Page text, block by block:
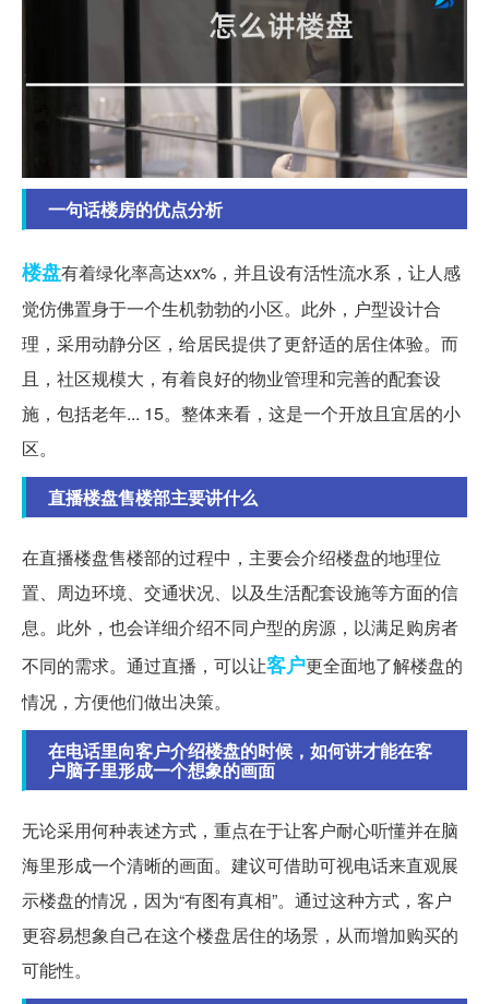
一句话楼房的优点分析
楼盘有着绿化率高达xx%，并且设有活性流水系，让人感
觉仿佛置身于一个生机勃勃的小区。此外，户型设计合
理，采用动静分区，给居民提供了更舒适的居住体验。而
且，社区规模大，有着良好的物业管理和完善的配套设
施，包括老年... 15。整体来看，这是一个开放且宜居的小
区。
直播楼盘售楼部主要讲什么
在直播楼盘售楼部的过程中，主要会介绍楼盘的地理位
置、周边环境、交通状况、以及生活配套设施等方面的信
息。此外，也会详细介绍不同户型的房源，以满足购房者
不同的需求。通过直播，可以让客户更全面地了解楼盘的
情况，方便他们做出决策。
在电话里向客户介绍楼盘的时候，如何讲才能在客
户脑子里形成一个想象的画面
无论采用何种表述方式，重点在于让客户耐心听懂并在脑
海里形成一个清晰的画面。建议可借助可视电话来直观展
示楼盘的情况，因为“有图有真相”。通过这种方式，客户
更容易想象自己在这个楼盘居住的场景，从而增加购买的
可能性。